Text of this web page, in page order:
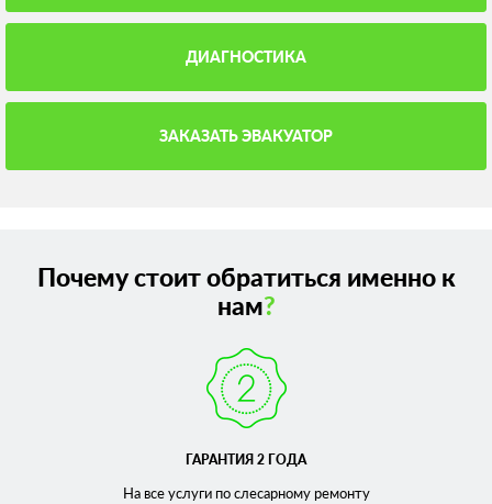
ДИАГНОСТИКА
ЗАКАЗАТЬ ЭВАКУАТОР
Почему стоит обратиться именно к
нам?
ГАРАНТИЯ 2 ГОДА
На все услуги по слесарномуремонту